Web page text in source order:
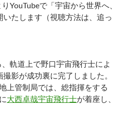
YouTubeで「宇宙から世界へ、
たします（視聴方法は、追っ
軌道上で野口宇宙飛行士によ
影が成功裏に完了しました。
上管制局では、総指揮をする
大西卓哉宇宙飛行士が着座し、